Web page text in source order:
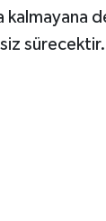
kalmayana